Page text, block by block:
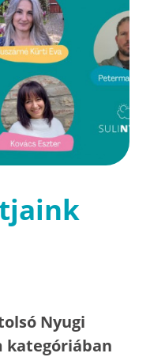
Nyugi
kategóriában